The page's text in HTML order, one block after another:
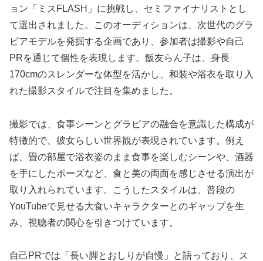
ョン「ミスFLASH」に挑戦し、セミファイナリストとし
て選出されました。このオーディションは、次世代のグラ
ビアモデルを発掘する企画であり、参加者は撮影や自己
PRを通じて個性を表現します。飯友らん子は、身長
170cmのスレンダーな体型を活かし、和装や浴衣を取り入
れた撮影スタイルで注目を集めました。
撮影では、食事シーンとグラビアの融合を意識した構成が
特徴的で、彼女らしい世界観が表現されています。例え
ば、畳の部屋で浴衣姿のまま食事を楽しむシーンや、酒器
を手にしたポーズなど、食と美の両面を感じさせる演出が
取り入れられています。こうしたスタイルは、普段の
YouTubeで見せる大食いキャラクターとのギャップを生
み、視聴者の関心を引きつけています。
自己PRでは「長い脚とおしりが自慢」と語っており、ス